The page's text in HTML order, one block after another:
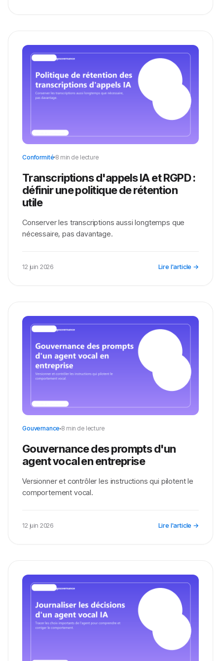
Conformité 8 min de lecture
Transcriptions d'appels IA et RGPD :
définir une politique de rétention
utile
Conserver les transcriptions aussi longtemps que
nécessaire, pas davantage.
12 juin 2026 Lire l'article →
Gouvernance 8 min de lecture
Gouvernance des prompts d'un
agent vocal en entreprise
Versionner et contrôler les instructions qui pilotent le
comportement vocal.
12 juin 2026 Lire l'article →